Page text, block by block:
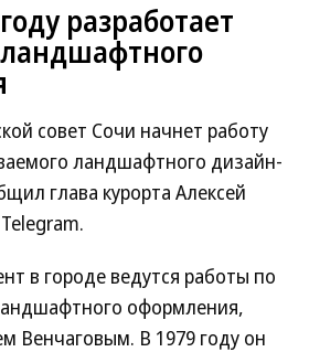
разработает
совет Сочи начнет работу
ландшафтного дизайн-
глава курорта Алексей
в городе ведутся работы по
оформления,
Венчаговым. В 1979 году он